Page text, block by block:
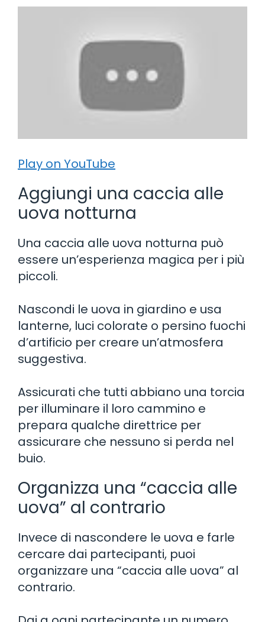
Play on YouTube
Aggiungi una caccia alle
uova notturna
Una caccia alle uova notturna può
essere un’esperienza magica per i più
piccoli.
Nascondi le uova in giardino e usa
lanterne, luci colorate o persino fuochi
d’artificio per creare un’atmosfera
suggestiva.
Assicurati che tutti abbiano una torcia
per illuminare il loro cammino e
prepara qualche direttrice per
assicurare che nessuno si perda nel
buio.
Organizza una “caccia alle
uova” al contrario
Invece di nascondere le uova e farle
cercare dai partecipanti, puoi
organizzare una “caccia alle uova” al
contrario.